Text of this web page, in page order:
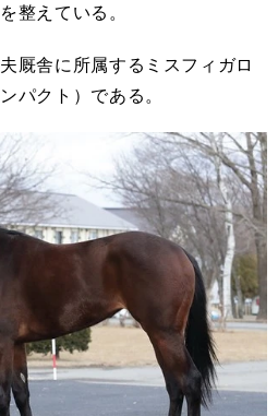
整えている。
厩舎に所属するミスフィガロ
パクト）である。